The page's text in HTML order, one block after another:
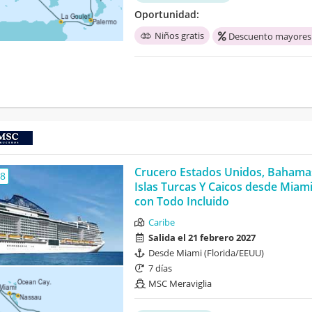
Oportunidad:
Niños gratis Descuento
Crucero Estados Unidos,
Islas Turcas Y Caicos desde Miami
con Todo Incluido
Caribe
Salida el 21 febrero 2027
Desde Miami (Florida/EEUU)
7 días
MSC Meraviglia